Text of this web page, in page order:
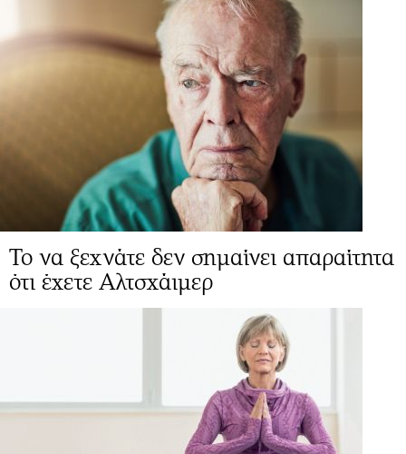
Το να ξεχνάτε δεν σημαίνει απαραίτητα
ότι έχετε Αλτσχάιμερ